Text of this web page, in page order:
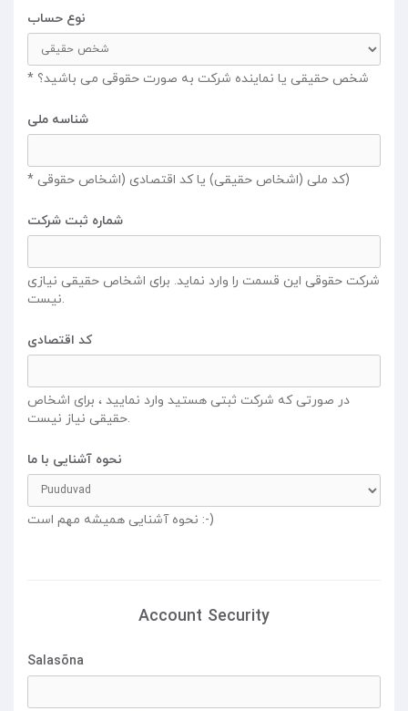
نوع حساب
* شخص حقیقی یا نماینده شرکت به صورت حقوقی می باشید؟
شناسه ملی
* کد ملی (اشخاص حقیقی) یا کد اقتصادی (اشخاص حقوقی)
شماره ثبت شرکت
شرکت حقوقی این قسمت را وارد نماید. برای اشخاص حقیقی نیازی
نیست.
کد اقتصادی
در صورتی که شرکت ثبتی هستید وارد نمایید ، برای اشخاص
حقیقی نیاز نیست.
نحوه آشنایی با ما
نحوه آشنایی همیشه مهم است :-)
Account Security
Salasõna